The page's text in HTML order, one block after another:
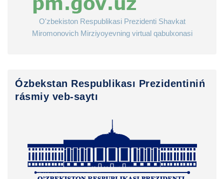
O'zbekiston Respublikasi Prezidenti Shavkat
Miromonovich Mirziyoyevning virtual qabulxonasi
Ózbekstan Respublikası Prezidentiniń
rásmiy veb-saytı